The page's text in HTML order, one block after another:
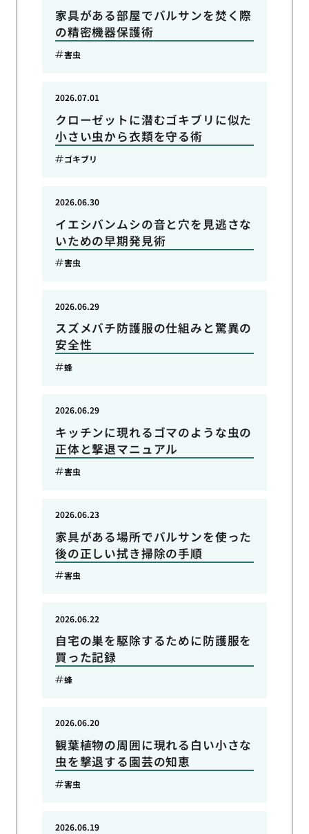
家具がある部屋でバルサンを焚く際
の精密機器保護術
害虫
クローゼットに潜むゴキブリに似た
小さい虫から衣類を守る術
2026.07.01
ゴキブリ
イエシバンムシの音と穴を見逃さな
いための早期発見術
2026.06.30
害虫
スズメバチ防護服の仕組みと驚異の
安全性
2026.06.29
蜂
キッチンに現れるゴマのような虫の
正体と撃退マニュアル
2026.06.29
害虫
家具がある場所でバルサンを使った
後の正しい拭き掃除の手順
2026.06.23
害虫
自宅の巣を駆除するために防護服を
買った記録
2026.06.22
蜂
観葉植物の周囲に現れる白い小さな
虫を撃退する園芸の知恵
2026.06.20
害虫
2026.06.19